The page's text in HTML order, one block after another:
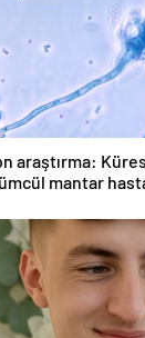
araştırma:
mantar